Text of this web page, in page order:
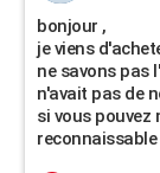
bonjour ,
je viens
ne savons pas
n'avait pas de
si vous pouvez
reconnaissable